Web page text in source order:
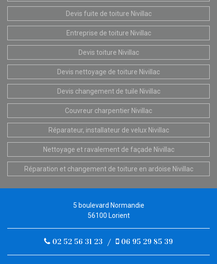
Devis fuite de toiture Nivillac
Entreprise de toiture Nivillac
Devis toiture Nivillac
Devis nettoyage de toiture Nivillac
Devis changement de tuile Nivillac
Couvreur charpentier Nivillac
Réparateur, installateur de velux Nivillac
Nettoyage et ravalement de façade Nivillac
Réparation et changement de toiture en ardoise Nivillac
5 boulevard Normandie
56100 Lorient
02 52 56 31 23 / 06 95 29 85 39